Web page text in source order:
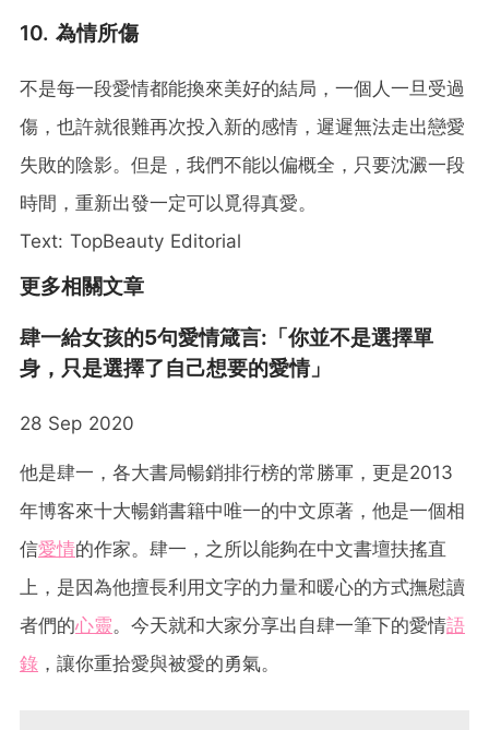
10. 為情所傷
不是每一段愛情都能換來美好的結局，一個人一旦受過
傷，也許就很難再次投入新的感情，遲遲無法走出戀愛
失敗的陰影。但是，我們不能以偏概全，只要沈澱一段
時間，重新出發一定可以覓得真愛。
Text: TopBeauty Editorial
更多相關文章
肆一給女孩的5句愛情箴言:「你並不是選擇單
身，只是選擇了自己想要的愛情」
28 Sep 2020
他是肆一，各大書局暢銷排行榜的常勝軍，更是2013
年博客來十大暢銷書籍中唯一的中文原著，他是一個相
信愛情的作家。肆一，之所以能夠在中文書壇扶搖直
上，是因為他擅長利用文字的力量和暖心的方式撫慰讀
者們的心靈。今天就和大家分享出自肆一筆下的愛情語
錄 ，讓你重拾愛與被愛的勇氣。